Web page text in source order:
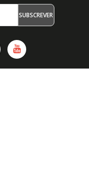
SUBSCREVER